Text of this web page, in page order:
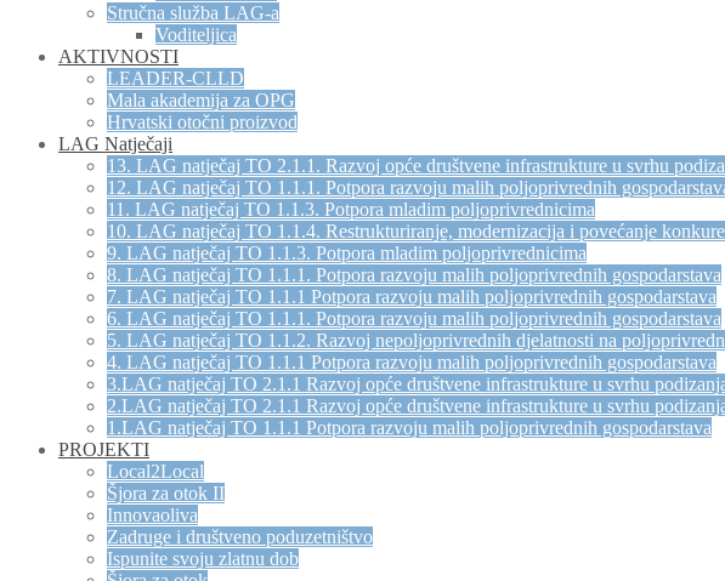
Stručna služba LAG-a
Voditeljica
AKTIVNOSTI
LEADER-CLLD
Mala akademija za OPG
Hrvatski otočni proizvod
LAG Natječaji
13. LAG natječaj TO 2.1.1. Razvoj opće društvene infrastrukture u svrhu
12. LAG natječaj TO 1.1.1. Potpora razvoju malih poljoprivrednih
11. LAG natječaj TO 1.1.3. Potpora mladim poljoprivrednicima
10. LAG natječaj TO 1.1.4. Restrukturiranje, modernizacija i povećanje
9. LAG natječaj TO 1.1.3. Potpora mladim poljoprivrednicima
8. LAG natječaj TO 1.1.1. Potpora razvoju malih poljoprivrednih gospodarstava
7. LAG natječaj TO 1.1.1 Potpora razvoju malih poljoprivrednih gospodarstava
6. LAG natječaj TO 1.1.1. Potpora razvoju malih poljoprivrednih gospodarstava
5. LAG natječaj TO 1.1.2. Razvoj nepoljoprivrednih djelatnosti na
4. LAG natječaj TO 1.1.1 Potpora razvoju malih poljoprivrednih gospodarstava
3.LAG natječaj TO 2.1.1 Razvoj opće društvene infrastrukture u svrhu
2.LAG natječaj TO 2.1.1 Razvoj opće društvene infrastrukture u svrhu
1.LAG natječaj TO 1.1.1 Potpora razvoju malih poljoprivrednih gospodarstava
PROJEKTI
Local2Local
Šjora za otok II
Innovaoliva
Zadruge i društveno poduzetništvo
Ispunite svoju zlatnu dob